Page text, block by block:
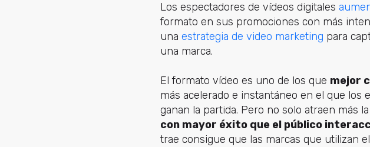
Los espectadores de vídeos digitales
formato en sus promociones con más
una estrategia de video marketing para
una marca.
El formato vídeo es uno de los que mejor
más acelerado e instantáneo en el que
ganan la partida. Pero no solo atraen más
con mayor éxito que el público
trae consigue que las marcas que utilizan